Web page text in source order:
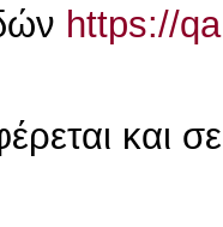
https://
και